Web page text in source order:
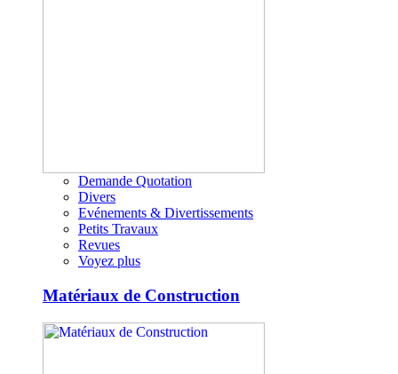
Demande Quotation
Divers
Evénements & Divertissements
Petits Travaux
Revues
Voyez plus
Matériaux de Construction